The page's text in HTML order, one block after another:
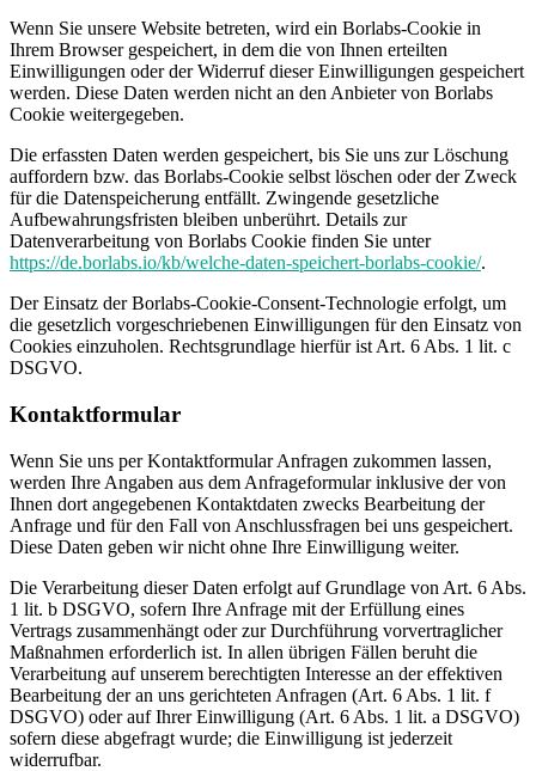
Wenn Sie unsere Website betreten, wird ein Borlabs-Cookie in
Ihrem Browser gespeichert, in dem die von Ihnen erteilten
Einwilligungen oder der Widerruf dieser Einwilligungen gespeichert
werden. Diese Daten werden nicht an den Anbieter von Borlabs
Cookie weitergegeben.
Die erfassten Daten werden gespeichert, bis Sie uns zur Löschung
auffordern bzw. das Borlabs-Cookie selbst löschen oder der Zweck
für die Datenspeicherung entfällt. Zwingende gesetzliche
Aufbewahrungsfristen bleiben unberührt. Details zur
Datenverarbeitung von Borlabs Cookie finden Sie unter
https://de.borlabs.io/kb/welche-daten-speichert-borlabs-cookie/.
Der Einsatz der Borlabs-Cookie-Consent-Technologie erfolgt, um
die gesetzlich vorgeschriebenen Einwilligungen für den Einsatz von
Cookies einzuholen. Rechtsgrundlage hierfür ist Art. 6 Abs. 1 lit. c
DSGVO.
Kontaktformular
Wenn Sie uns per Kontaktformular Anfragen zukommen lassen,
werden Ihre Angaben aus dem Anfrageformular inklusive der von
Ihnen dort angegebenen Kontaktdaten zwecks Bearbeitung der
Anfrage und für den Fall von Anschlussfragen bei uns gespeichert.
Diese Daten geben wir nicht ohne Ihre Einwilligung weiter.
Die Verarbeitung dieser Daten erfolgt auf Grundlage von Art. 6 Abs.
1 lit. b DSGVO, sofern Ihre Anfrage mit der Erfüllung eines
Vertrags zusammenhängt oder zur Durchführung vorvertraglicher
Maßnahmen erforderlich ist. In allen übrigen Fällen beruht die
Verarbeitung auf unserem berechtigten Interesse an der effektiven
Bearbeitung der an uns gerichteten Anfragen (Art. 6 Abs. 1 lit. f
DSGVO) oder auf Ihrer Einwilligung (Art. 6 Abs. 1 lit. a DSGVO)
sofern diese abgefragt wurde; die Einwilligung ist jederzeit
widerrufbar.